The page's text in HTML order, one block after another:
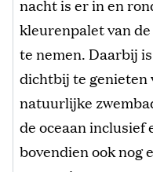
nacht is er in en
kleurenpalet van
te nemen. Daarbij
dichtbij te genieten
natuurlijke
de oceaan
bovendien ook nog